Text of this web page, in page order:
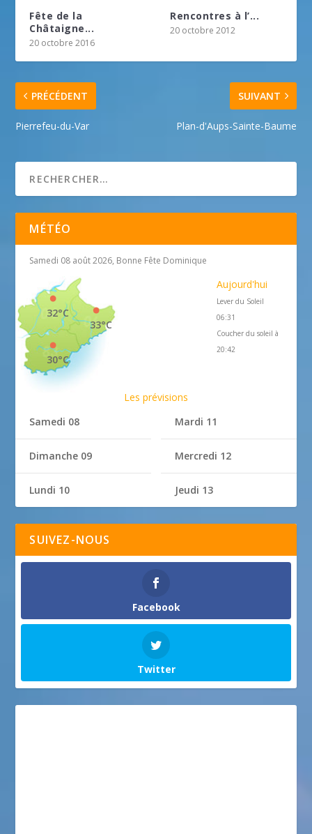
Fête de la
Châtaigne...
20 octobre 2016
Rencontres à l’...
20 octobre 2012
PRÉCÉDENT
Pierrefeu-du-Var
SUIVANT
Plan-d'Aups-Sainte-Baume
MÉTÉO
Samedi 08 août 2026, Bonne Fête Dominique
33°C
32°C
30°C
Aujourd'hui
Lever du Soleil
06:31
Coucher du soleil à
20:42
Les prévisions
Samedi 08
Dimanche 09
Lundi 10
Mardi 11
Mercredi 12
Jeudi 13
SUIVEZ-NOUS
Facebook
Twitter